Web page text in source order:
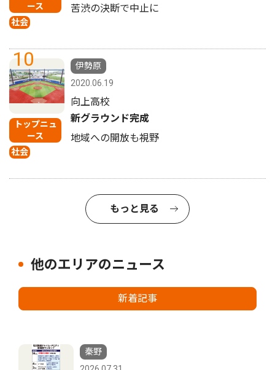
ース
社会
苦渋の決断で中止に
10
トップニュ
ース
社会
伊勢原
2020.06.19
向上高校
新グラウンド完成
地域への開放も視野
もっと見る
他のエリアのニュース
新着記事
秦野